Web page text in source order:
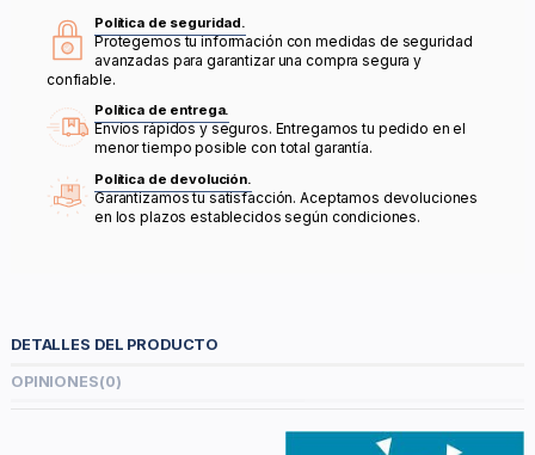
Política de seguridad.
Protegemos tu información con medidas de seguridad
avanzadas para garantizar una compra segura y
confiable.
Política de entrega.
Envíos rápidos y seguros. Entregamos tu pedido en el
menor tiempo posible con total garantía.
Política de devolución.
Garantizamos tu satisfacción. Aceptamos devoluciones
en los plazos establecidos según condiciones.
DETALLES DEL PRODUCTO
OPINIONES(0)